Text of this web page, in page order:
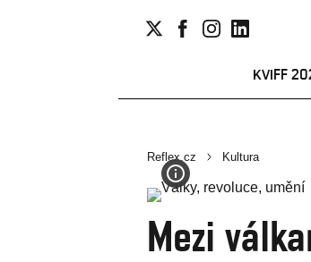
KVIFF
Reflex.cz Kultura
Mezi